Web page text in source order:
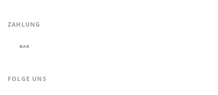
ZAHLUNG
BAR
FOLGE UNS